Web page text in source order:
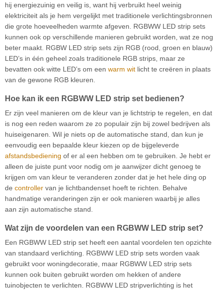
hij energiezuinig en veilig is, want hij verbruikt heel weinig
elektriciteit als je hem vergelijkt met traditionele verlichtingsbronnen
die grote hoeveelheden warmte afgeven. RGBWW LED strip sets
kunnen ook op verschillende manieren gebruikt worden, wat ze nog
beter maakt. RGBW LED strip sets zijn RGB (rood, groen en blauw)
LED’s in één geheel zoals traditionele RGB strips, maar ze
bevatten ook witte LED’s om een warm wit licht te creëren in plaats
van de gewone RGB kleuren.
Hoe kan ik een RGBWW LED strip set bedienen?
Er zijn veel manieren om de kleur van je lichtstrip te regelen, en dat
is nog een reden waarom ze zo populair zijn bij zowel bedrijven als
huiseigenaren. Wil je niets op de automatische stand, dan kun je
eenvoudig een bepaalde kleur kiezen op de bijgeleverde
afstandsbediening of er al een hebben om te gebruiken. Je hebt er
alleen de juiste punt voor nodig om je aanwijzer dicht genoeg te
krijgen om van kleur te veranderen zonder dat je het hele ding op
de controller van je lichtbandenset hoeft te richten. Behalve
handmatige veranderingen zijn er ook manieren waarbij je alles
aan zijn automatische stand.
Wat zijn de voordelen van een RGBWW LED strip set?
Een RGBWW LED strip set heeft een aantal voordelen ten opzichte
van standaard verlichting. RGBWW LED strip sets worden vaak
gebruikt voor woningdecoratie, maar RGBWW LED strip sets
kunnen ook buiten gebruikt worden om hekken of andere
tuinobjecten te verlichten. RGBWW LED stripverlichting is het